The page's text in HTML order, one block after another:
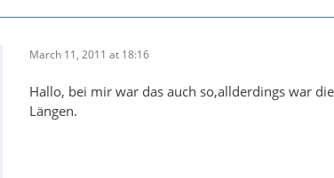
March 11, 2011 at 18:16
Hallo, bei mir war das auch so,allderdings war
Längen.